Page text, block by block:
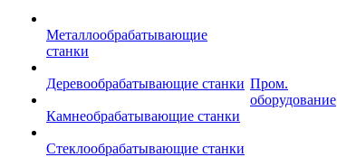
Металлообрабатывающие
станки
Деревообрабатывающие станки
Камнеобрабатывающие станки
Стеклообрабатывающие станки
Пром.
оборудование